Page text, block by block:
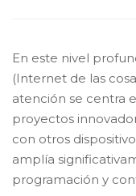
En este nivel
(Internet de las
atención se centra
proyectos
con otros
amplía
programación y